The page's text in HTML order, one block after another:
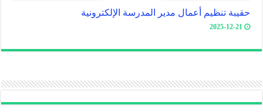
حقيبة تنظيم أعمال مدير المدرسة الإلكترونية
2025-12-21